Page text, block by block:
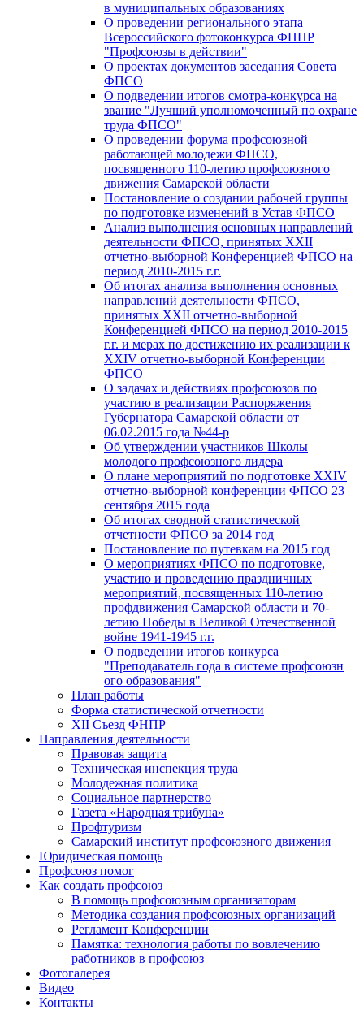
в муниципальных образованиях
О проведении регионального этапа
Всероссийского фотоконкурса ФНПР
"Профсоюзы в действии"
О проектах документов заседания Совета
ФПСО
О подведении итогов смотра-конкурса на
звание "Лучший уполномоченный по охране
труда ФПСО"
О проведении форума профсоюзной
работающей молодежи ФПСО,
посвященного 110-летию профсоюзного
движения Самарской области
Постановление о создании рабочей группы
по подготовке изменений в Устав ФПСО
Анализ выполнения основных направлений
деятельности ФПСО, принятых XXII
отчетно-выборной Конференцией ФПСО на
период 2010-2015 г.г.
Об итогах анализа выполнения основных
направлений деятельности ФПСО,
принятых XXII отчетно-выборной
Конференцией ФПСО на период 2010-2015
г.г. и мерах по достижению их реализации к
XXIV отчетно-выборной Конференции
ФПСО
О задачах и действиях профсоюзов по
участию в реализации Распоряжения
Губернатора Самарской области от
06.02.2015 года №44-р
Об утверждении участников Школы
молодого профсоюзного лидера
О плане мероприятий по подготовке XXIV
отчетно-выборной конференции ФПСО 23
сентября 2015 года
Об итогах сводной статистической
отчетности ФПСО за 2014 год
Постановление по путевкам на 2015 год
О мероприятиях ФПСО по подготовке,
участию и проведению праздничных
мероприятий, посвященных 110-летию
профдвижения Самарской области и 70-
летию Победы в Великой Отечественной
войне 1941-1945 г.г.
О подведении итогов конкурса
"Преподаватель года в системе профсоюзн
ого образования"
План работы
Форма статистической отчетности
XII Съезд ФНПР
Направления деятельности
Правовая защита
Техническая инспекция труда
Молодежная политика
Социальное партнерство
Газета «Народная трибуна»
Профтуризм
Самарский институт профсоюзного движения
Юридическая помощь
Профсоюз помог
Как создать профсоюз
В помощь профсоюзным организаторам
Методика создания профсоюзных организаций
Регламент Конференции
Памятка: технология работы по вовлечению
работников в профсоюз
Фотогалерея
Видео
Контакты